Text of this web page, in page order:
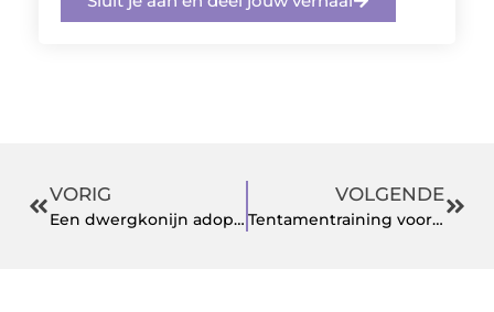
VORIG
Een dwergkonijn adopteren om de goede redenen
VOLGENDE
Tentamentraining voor financiële studies